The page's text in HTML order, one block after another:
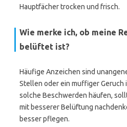
Hauptfächer trocken und frisch.
Wie merke ich, ob meine
belüftet ist?
Häufige Anzeichen sind
Stellen oder ein muffiger Geruch
solche Beschwerden häufen,
mit besserer Belüftung
besser pflegen.